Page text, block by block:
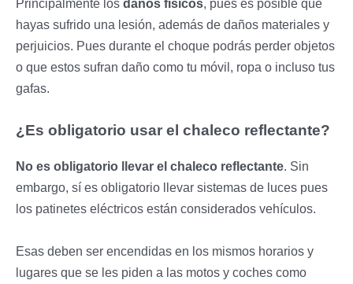
Principalmente los daños físicos, pues es posible que
hayas sufrido una lesión, además de daños materiales y
perjuicios. Pues durante el choque podrás perder objetos
o que estos sufran daño como tu móvil, ropa o incluso tus
gafas.
¿Es obligatorio usar el chaleco reflectante?
No es obligatorio llevar el chaleco reflectante. Sin
embargo, sí es obligatorio llevar sistemas de luces pues
los patinetes eléctricos están considerados vehículos.
Esas deben ser encendidas en los mismos horarios y
lugares que se les piden a las motos y coches como